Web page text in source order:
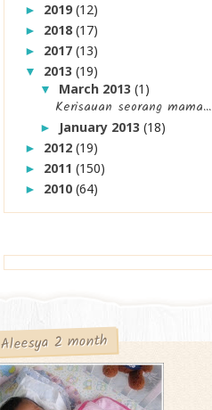
► 2019(12)
► 2018(17)
► 2017(13)
▼ 2013(19)
▼ March 2013(1)
Kerisauan seorang mama...
► January 2013(18)
► 2012(19)
► 2011(150)
► 2010(64)
Aleesya 2 month